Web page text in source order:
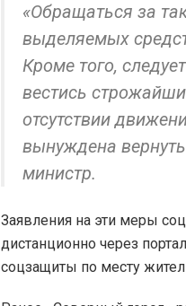
«Обращаться за
выделяемых
Кроме того,
вестись
отсутствии
вынуждена
министр.
Заявления на эти меры
дистанционно через
соцзащиты по месту